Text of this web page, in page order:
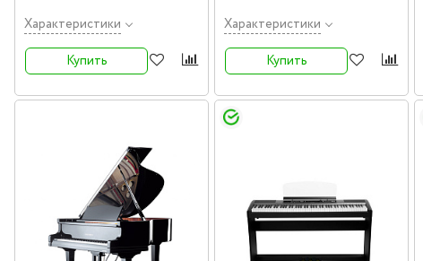
Характеристики
Купить
Характеристики
Купить